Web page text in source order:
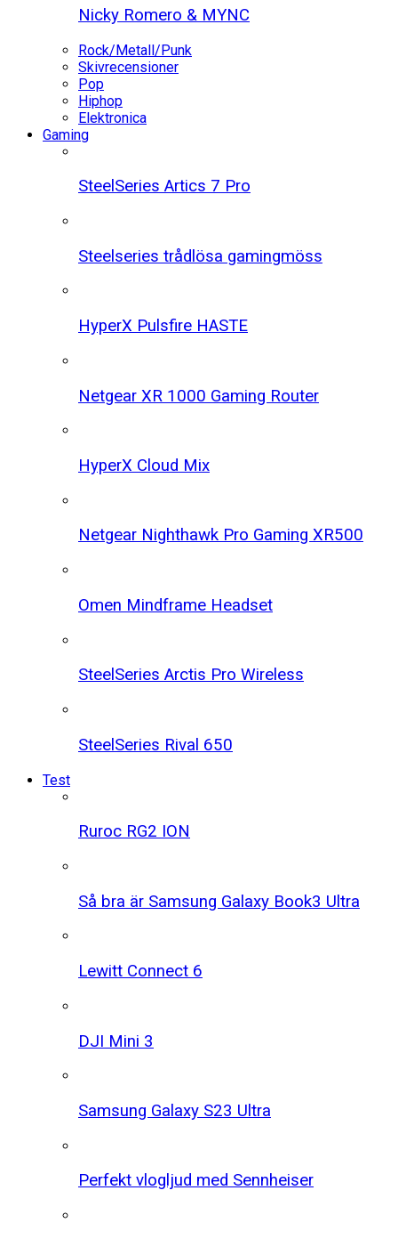
Nicky Romero & MYNC
Rock/Metall/Punk
Skivrecensioner
Pop
Hiphop
Elektronica
Gaming
SteelSeries Artics 7 Pro
Steelseries trådlösa gamingmöss
HyperX Pulsfire HASTE
Netgear XR 1000 Gaming Router
HyperX Cloud Mix
Netgear Nighthawk Pro Gaming XR500
Omen Mindframe Headset
SteelSeries Arctis Pro Wireless
SteelSeries Rival 650
Test
Ruroc RG2 ION
Så bra är Samsung Galaxy Book3 Ultra
Lewitt Connect 6
DJI Mini 3
Samsung Galaxy S23 Ultra
Perfekt vlogljud med Sennheiser